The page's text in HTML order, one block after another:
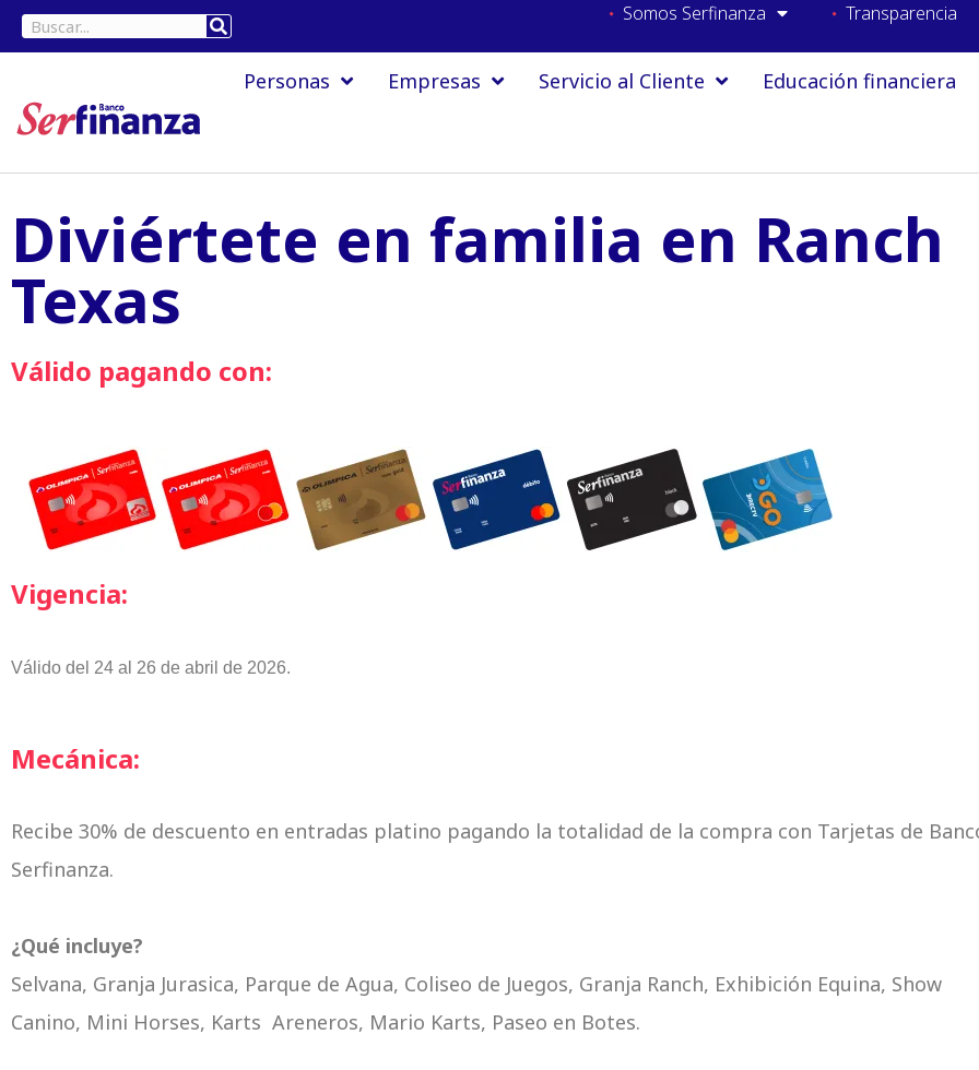
al
Buscar
Somos Serfinanza Transparencia
Personas Empresas Servicio al Cliente Educación financiera
Diviértete en familia en Ranch
Texas
Válido pagando con:
Vigencia:
Válido del 24 al 26 de abril de 2026.
Mecánica:
Recibe 30% de descuento en entradas platino pagando la totalidad de la compra con Tarjetas de
Serfinanza.
¿Qué incluye?
Selvana, Granja Jurasica, Parque de Agua, Coliseo de Juegos, Granja Ranch, Exhibición Equina, Show
Canino, Mini Horses, Karts Areneros, Mario Karts, Paseo en Botes.